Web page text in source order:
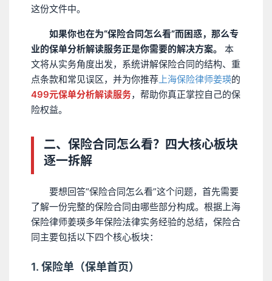
这份文件中。
如果你也在为“保险合同怎么看”而困惑，那么专
业的保单分析解读服务正是你需要的解决方案。
本
文将从实务角度出发，系统讲解保险合同的结构、重
点条款和常见误区，并为你推荐 上海保险律师姜瑛的
499元保单分析解读服务，帮助你真正掌控自己的保
险权益。
二、保险合同怎么看？四大核心板块
逐一拆解
要想回答“保险合同怎么看”这个问题，首先需要
了解一份完整的保险合同由哪些部分构成。根据上海
保险律师姜瑛多年保险法律实务经验的总结，保险合
同主要包括以下四个核心板块：
1. 保险单（保单首页）